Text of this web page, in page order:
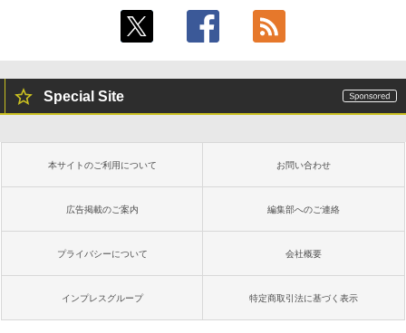
Special Site
本サイトのご利用について お問い合わせ
広告掲載のご案内 編集部へのご連絡
プライバシーについて 会社概要
インプレスグループ 特定商取引法に基づく表示